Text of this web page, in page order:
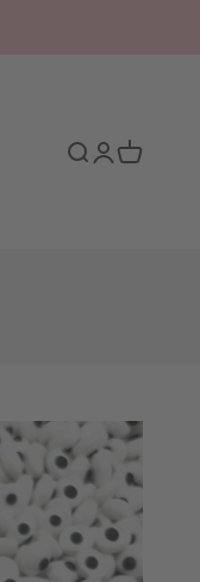
Recherche
S'inscrire
Panier